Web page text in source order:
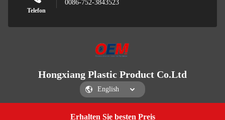
Erhalten Sie besten Preis
Telefon
0086-752-3843523
Hongxiang Plastic Product Co.Ltd
Hongxiang Plastic Product Co.LtdGet a Quote